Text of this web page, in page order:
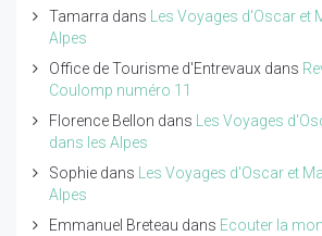
Tamarra dans
Les Voyages d'Oscar et
Alpes
Office de Tourisme d'Entrevaux dans
Coulomp numéro 11
Florence Bellon dans
Les Voyages
dans les Alpes
Sophie dans
Les Voyages d'Oscar et
Alpes
Emmanuel Breteau dans Ecouter la